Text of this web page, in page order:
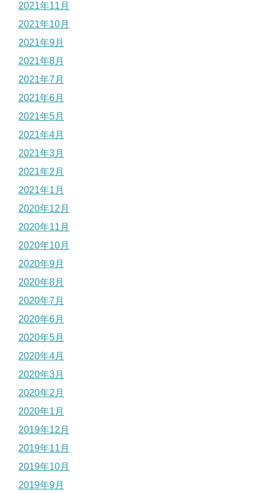
2021年11月
2021年10月
2021年9月
2021年8月
2021年7月
2021年6月
2021年5月
2021年4月
2021年3月
2021年2月
2021年1月
2020年12月
2020年11月
2020年10月
2020年9月
2020年8月
2020年7月
2020年6月
2020年5月
2020年4月
2020年3月
2020年2月
2020年1月
2019年12月
2019年11月
2019年10月
2019年9月